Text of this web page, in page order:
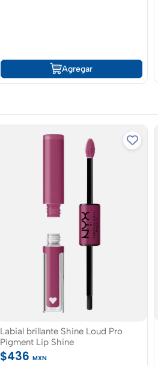
Agregar
Labial brillante Shine Loud Pro
Pigment Lip Shine
$436 MXN